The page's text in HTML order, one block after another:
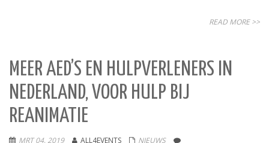
READ MORE >>
MEER AED’S EN HULPVERLENERS IN
NEDERLAND, VOOR HULP BIJ
REANIMATIE
MRT 04, 2019 ALL4EVENTS NIEUWS